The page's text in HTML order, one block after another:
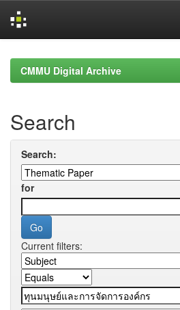
navigationCMMU Digital Archive
Search
Search:
for
Current filters: